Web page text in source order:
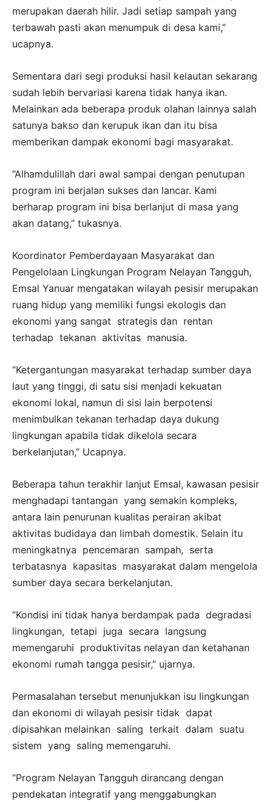
merupakan daerah hilir. Jadi setiap sampah yang
terbawah pasti akan menumpuk di desa kami,”
ucapnya.
Sementara dari segi produksi hasil kelautan sekarang
sudah lebih bervariasi karena tidak hanya ikan.
Melainkan ada beberapa produk olahan lainnya salah
satunya bakso dan kerupuk ikan dan itu bisa
memberikan dampak ekonomi bagi masyarakat.
“Alhamdulillah dari awal sampai dengan penutupan
program ini berjalan sukses dan lancar. Kami
berharap program ini bisa berlanjut di masa yang
akan datang,” tukasnya.
Koordinator Pemberdayaan Masyarakat dan
Pengelolaan Lingkungan Program Nelayan Tangguh,
Emsal Yanuar mengatakan wilayah pesisir merupakan
ruang hidup yang memiliki fungsi ekologis dan
ekonomi yang sangat strategis dan rentan
terhadap tekanan aktivitas manusia.
“Ketergantungan masyarakat terhadap sumber daya
laut yang tinggi, di satu sisi menjadi kekuatan
ekonomi lokal, namun di sisi lain berpotensi
menimbulkan tekanan terhadap daya dukung
lingkungan apabila tidak dikelola secara
berkelanjutan,” Ucapnya.
Beberapa tahun terakhir lanjut Emsal, kawasan pesisir
menghadapi tantangan yang semakin kompleks,
antara lain penurunan kualitas perairan akibat
aktivitas budidaya dan limbah domestik. Selain itu
meningkatnya pencemaran sampah, serta
terbatasnya kapasitas masyarakat dalam mengelola
sumber daya secara berkelanjutan.
“Kondisi ini tidak hanya berdampak pada degradasi
lingkungan, tetapi juga secara langsung
memengaruhi produktivitas nelayan dan ketahanan
ekonomi rumah tangga pesisir,” ujarnya.
Permasalahan tersebut menunjukkan isu lingkungan
dan ekonomi di wilayah pesisir tidak dapat
dipisahkan melainkan saling terkait dalam suatu
sistem yang saling memengaruhi.
“Program Nelayan Tangguh dirancang dengan
pendekatan integratif yang menggabungkan